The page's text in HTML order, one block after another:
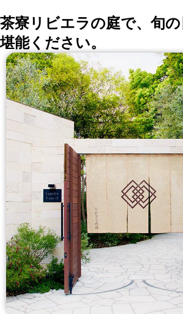
茶寮リビエラの庭で、旬
堪能ください。